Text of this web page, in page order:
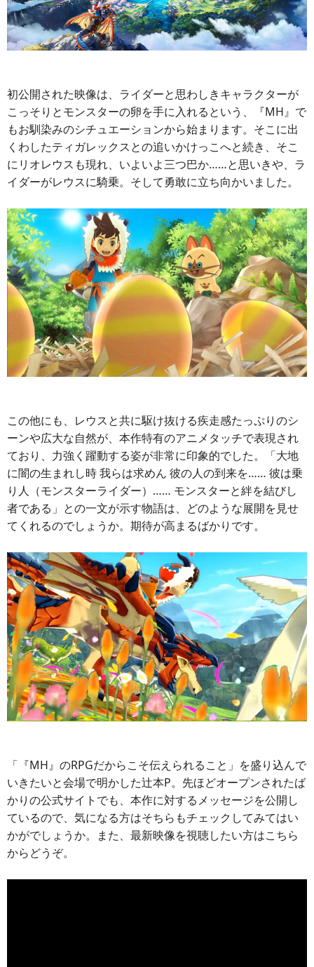
初公開された映像は、ライダーと思わしきキャラクターが
こっそりとモンスターの卵を手に入れるという、『MH』で
もお馴染みのシチュエーションから始まります。そこに出
くわしたティガレックスとの追いかけっこへと続き、そこ
にリオレウスも現れ、いよいよ三つ巴か……と思いきや、ラ
イダーがレウスに騎乗。そして勇敢に立ち向かいました。
この他にも、レウスと共に駆け抜ける疾走感たっぷりのシ
ーンや広大な自然が、本作特有のアニメタッチで表現され
ており、力強く躍動する姿が非常に印象的でした。「大地
に闇の生まれし時 我らは求めん 彼の人の到来を…… 彼は乗
り人（モンスターライダー）…… モンスターと絆を結びし
者である」との一文が示す物語は、どのような展開を見せ
てくれるのでしょうか。期待が高まるばかりです。
「『MH』のRPGだからこそ伝えられること」を盛り込んで
いきたいと会場で明かした辻本P。先ほどオープンされたば
かりの公式サイトでも、本作に対するメッセージを公開し
ているので、気になる方はそちらもチェックしてみてはい
かがでしょうか。また、最新映像を視聴したい方はこちら
からどうぞ。